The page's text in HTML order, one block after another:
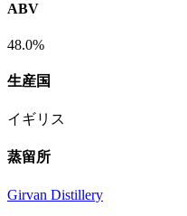
ABV
48.0%
生産国
イギリス
蒸留所
Girvan Distillery